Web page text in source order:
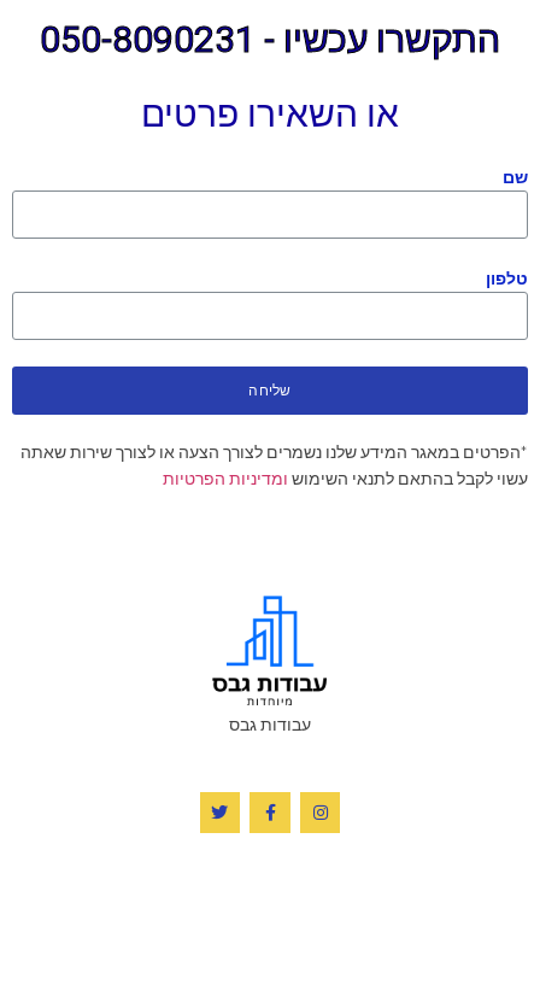
התקשרו עכשיו - 050-8090231
או השאירו פרטים
שם
טלפון
שליחה
*הפרטים במאגר המידע שלנו נשמרים לצורך הצעה או לצורך שירות שאתה
עשוי לקבל בהתאם לתנאי השימוש ומדיניות הפרטיות
עבודות גבס